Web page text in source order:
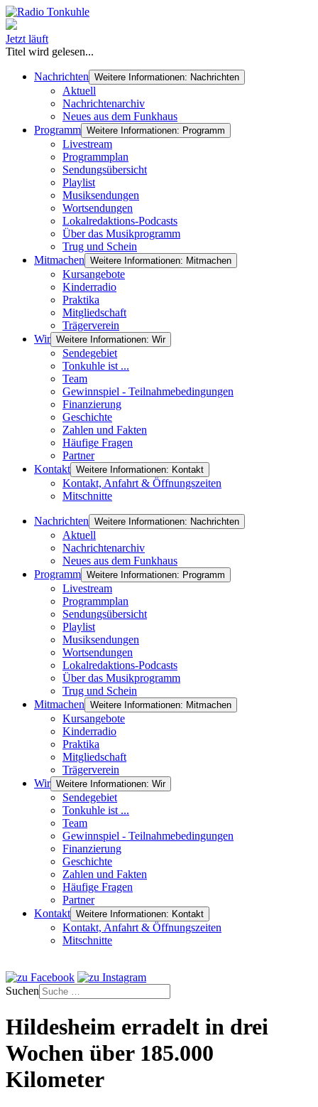
Jetzt läuft
Titel wird gelesen...
Nachrichten Weitere Informationen: Nachrichten
Aktuell
Nachrichtenarchiv
Neues aus dem Funkhaus
Programm Weitere Informationen: Programm
Livestream
Programmplan
Sendungsübersicht
Playlist
Musiksendungen
Wortsendungen
Lokalredaktions-Podcasts
Über das Musikprogramm
Trug und Schein
Mitmachen Weitere Informationen: Mitmachen
Kursangebote
Kinderradio
Praktika
Mitgliedschaft
Trägerverein
Wir Weitere Informationen: Wir
Sendegebiet
Tonkuhle ist ...
Team
Gewinnspiel - Teilnahmebedingungen
Finanzierung
Geschichte
Zahlen und Fakten
Häufige Fragen
Partner
Kontakt Weitere Informationen: Kontakt
Kontakt, Anfahrt & Öffnungszeiten
Mitschnitte
Nachrichten Weitere Informationen: Nachrichten
Aktuell
Nachrichtenarchiv
Neues aus dem Funkhaus
Programm Weitere Informationen: Programm
Livestream
Programmplan
Sendungsübersicht
Playlist
Musiksendungen
Wortsendungen
Lokalredaktions-Podcasts
Über das Musikprogramm
Trug und Schein
Mitmachen Weitere Informationen: Mitmachen
Kursangebote
Kinderradio
Praktika
Mitgliedschaft
Trägerverein
Wir Weitere Informationen: Wir
Sendegebiet
Tonkuhle ist ...
Team
Gewinnspiel - Teilnahmebedingungen
Finanzierung
Geschichte
Zahlen und Fakten
Häufige Fragen
Partner
Kontakt Weitere Informationen: Kontakt
Kontakt, Anfahrt & Öffnungszeiten
Mitschnitte
Suchen
Hildesheim erradelt in drei
Wochen über 185.000
Kilometer